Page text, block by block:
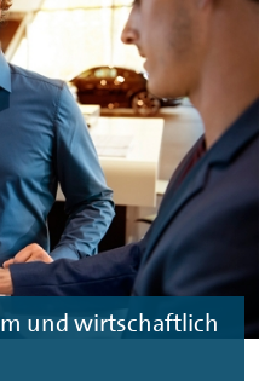
und wirtschaftlich